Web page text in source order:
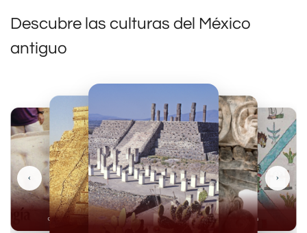
Descubre las culturas del México
antiguo
Mexicas
Olmecas
‹ ›